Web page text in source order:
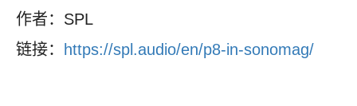
作者：SPL
链接：
https://spl.audio/en/p8-in-sonomag/